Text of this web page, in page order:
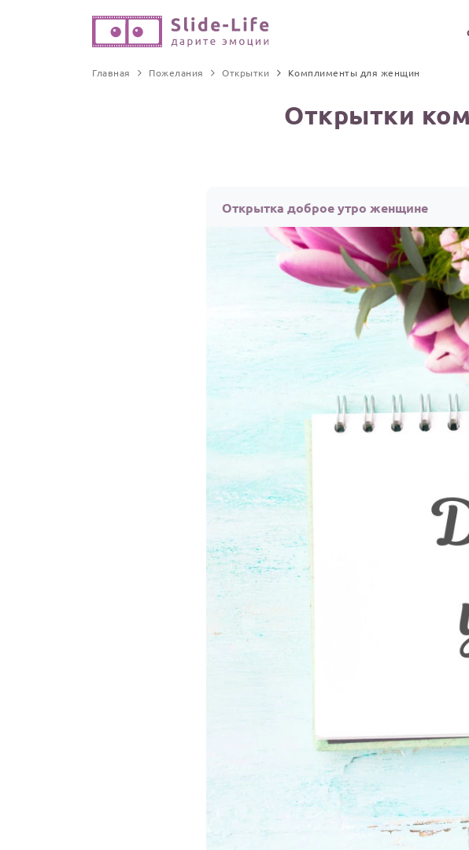
Главная Пожелания Открытки Комплименты для женщин
Открытки
Открытка доброе утро женщине